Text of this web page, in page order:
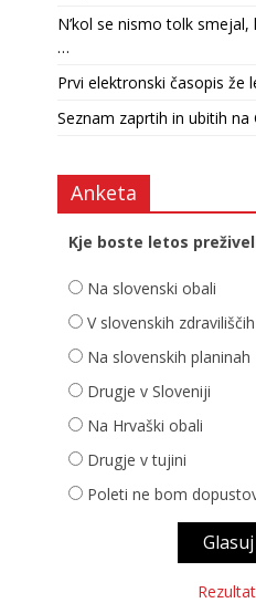
N’kol se nismo tolk
…
Prvi elektronski časopis že
Seznam zaprtih in ubitih
Anketa
Kje boste letos
Na slovenski obali
V slovenskih zdraviliščih
Na slovenskih planinah
Drugje v Sloveniji
Na Hrvaški obali
Drugje v tujini
Poleti ne bom